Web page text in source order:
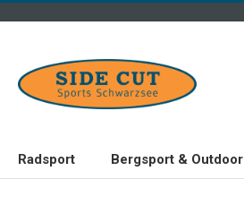
Radsport Bergsport & Outdoor